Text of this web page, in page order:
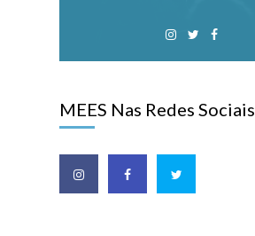
MEES Nas Redes Sociais